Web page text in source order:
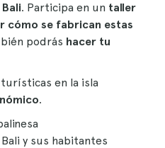
. Participa en un taller
cómo se fabrican estas
podrás hacer tu
en la isla
.
y sus habitantes